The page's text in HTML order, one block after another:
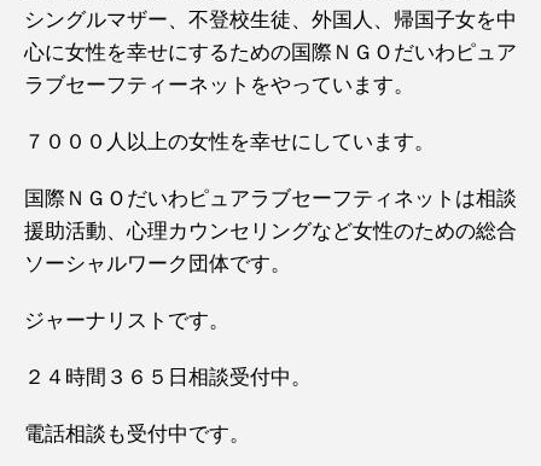
シングルマザー、不登校生徒、外国人、帰国子女を中
心に女性を幸せにするための国際ＮＧＯだいわピュア
ラブセーフティーネットをやっています。
７０００人以上の女性を幸せにしています。
国際ＮＧＯだいわピュアラブセーフティネットは相談
援助活動、心理カウンセリングなど女性のための総合
ソーシャルワーク団体です。
ジャーナリストです。
２４時間３６５日相談受付中。
電話相談も受付中です。